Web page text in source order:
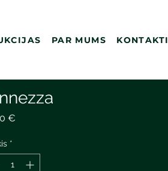
PAR MUMS KONTAKTI
€
*